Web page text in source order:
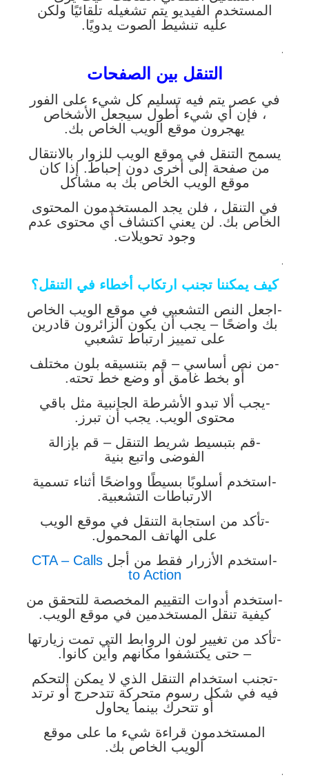
المستخدم الفيديو يتم تشغيله تلقائيًا ولكن
عليه تنشيط الصوت يدويًا.
.
التنقل بين الصفحات
في عصر يتم فيه تسليم كل شيء على الفور
، فإن أي شيء أطول سيجعل الأشخاص
يهجرون موقع الويب الخاص بك.
يسمح التنقل في موقع الويب للزوار بالانتقال
من صفحة إلى أخرى دون إحباط. إذا كان
موقع الويب الخاص بك به مشاكل
في التنقل ، فلن يجد المستخدمون المحتوى
الخاص بك. لن يعني اكتشاف أي محتوى عدم
وجود تحويلات.
.
كيف يمكننا تجنب ارتكاب أخطاء في التنقل؟
-اجعل النص التشعبي في موقع الويب الخاص
بك واضحًا – يجب أن يكون الزائرون قادرين
على تمييز ارتباط تشعبي
-من نص أساسي – قم بتنسيقه بلون مختلف
أو بخط غامق أو وضع خط تحته.
-يجب ألا تبدو الأشرطة الجانبية مثل باقي
محتوى الويب. يجب أن تبرز.
-قم بتبسيط شريط التنقل – قم بإزالة
الفوضى واتبع بنية
-استخدم أسلوبًا بسيطًا وواضحًا أثناء تسمية
الارتباطات التشعبية.
-تأكد من استجابة التنقل في موقع الويب
على الهاتف المحمول.
-استخدم الأزرار فقط من أجل CTA – Calls
to Action
-استخدم أدوات التقييم المخصصة للتحقق من
كيفية تنقل المستخدمين في موقع الويب.
-تأكد من تغيير لون الروابط التي تمت زيارتها
– حتى يكتشفوا مكانهم وأين كانوا.
-تجنب استخدام التنقل الذي لا يمكن التحكم
فيه في شكل رسوم متحركة تتدحرج أو ترتد
أو تتحرك بينما يحاول
المستخدمون قراءة شيء ما على موقع
الويب الخاص بك.
.